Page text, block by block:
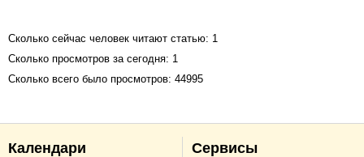
Сколько сейчас человек читают статью: 1
Сколько просмотров за сегодня: 1
Сколько всего было просмотров: 44995
Календари Сервисы